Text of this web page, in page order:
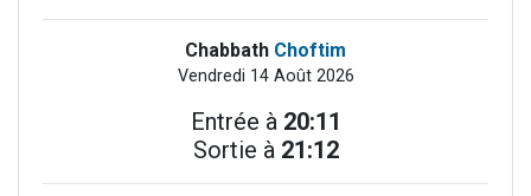
Chabbath Choftim
Vendredi 14 Août 2026
Entrée à 20:11
Sortie à 21:12